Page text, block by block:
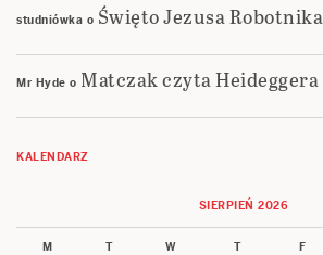
studniówka o Święto Jezusa Robotnika
Mr Hyde o Matczak czyta Heideggera
KALENDARZ
SIERPIEŃ 2026
M T W T F